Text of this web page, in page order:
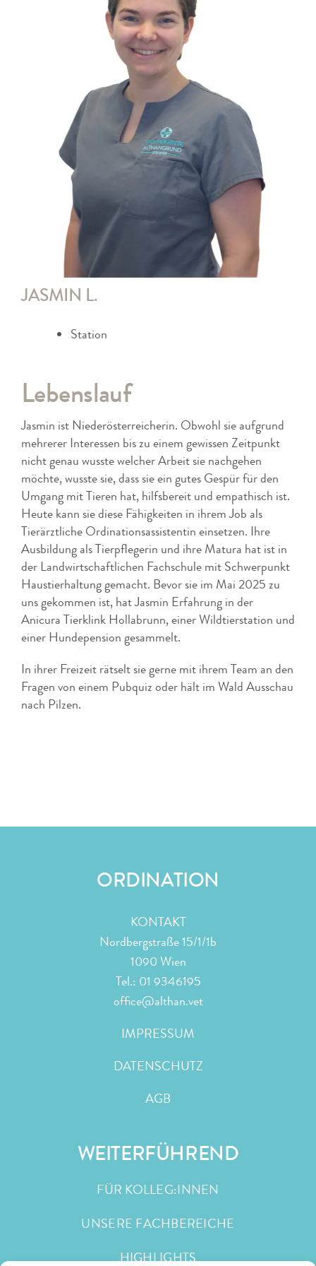
JASMIN L.
Station
Lebenslauf
Jasmin ist Niederösterreicherin. Obwohl sie aufgrund
mehrerer Interessen bis zu einem gewissen Zeitpunkt
nicht genau wusste welcher Arbeit sie nachgehen
möchte, wusste sie, dass sie ein gutes Gespür für den
Umgang mit Tieren hat, hilfsbereit und empathisch ist.
Heute kann sie diese Fähigkeiten in ihrem Job als
Tierärztliche Ordinationsassistentin einsetzen. Ihre
Ausbildung als Tierpflegerin und ihre Matura hat ist in
der Landwirtschaftlichen Fachschule mit Schwerpunkt
Haustierhaltung gemacht. Bevor sie im Mai 2025 zu
uns gekommen ist, hat Jasmin Erfahrung in der
Anicura Tierklink Hollabrunn, einer Wildtierstation und
einer Hundepension gesammelt.
In ihrer Freizeit rätselt sie gerne mit ihrem Team an den
Fragen von einem Pubquiz oder hält im Wald Ausschau
nach Pilzen.
ORDINATION
KONTAKT
Nordbergstraße 15/1/1b
1090 Wien
Tel.: 01 9346195
office@althan.vet
IMPRESSUM
DATENSCHUTZ
AGB
WEITERFÜHREND
FÜR KOLLEG:INNEN
UNSERE FACHBEREICHE
HIGHLIGHTS